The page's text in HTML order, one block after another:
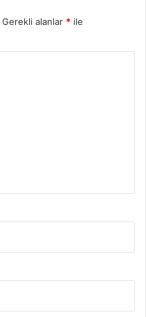
Gerekli alanlar * ile